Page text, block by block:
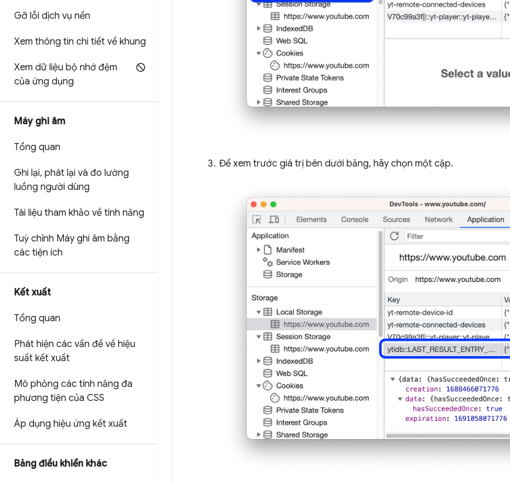
Gỡ lỗi dịch vụ nền
Xem thông tin chi tiết về khung
Xem dữ liệu bộ nhớ đệm
của ứng dụng
Máy ghi âm
Tổng quan
Ghi lại, phát lại và đo lường
luồng người dùng
Tài liệu tham khảo về tính năng
Tuỳ chỉnh Máy ghi âm bằng
các tiện ích
Kết xuất
Tổng quan
Phát hiện các vấn đề về hiệu
suất kết xuất
Mô phỏng các tính năng đa
phương tiện của CSS
Áp dụng hiệu ứng kết xuất
Bảng điều khiển khác
Để xem trước giá trị bên dưới bảng, hãy chọn một cặp.